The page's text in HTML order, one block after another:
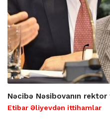
Nəcibə Nəsibovanın
Etibar Əliyevdən ittihamlar